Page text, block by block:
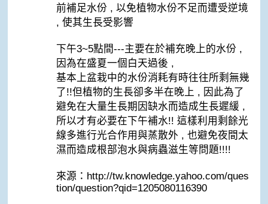
前補足水份 , 以免植物水份不足而遭受逆境
, 使其生長受影響
下午3~5點間---主要在於補充晚上的水份 ,
因為在盛夏一個白天過後 ,
基本上盆栽中的水份消耗有時往往所剩無幾
了!!但植物的生長卻多半在晚上 , 因此為了
避免在大量生長期因缺水而造成生長遲緩 ,
所以才有必要在下午補水!! 這樣利用剩餘光
線多進行光合作用與蒸散外 , 也避免夜間太
濕而造成根部泡水與病蟲滋生等問題!!!!
來源：http://tw.knowledge.yahoo.com/ques
tion/question?qid=1205080116390